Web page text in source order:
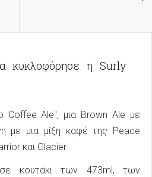
κυκλοφόρησε η Surly
Coffee Ale", μια Brown Ale με
με μια μίξη καφέ της Peace
και Glacier.
σε κουτάκι των 473ml, των